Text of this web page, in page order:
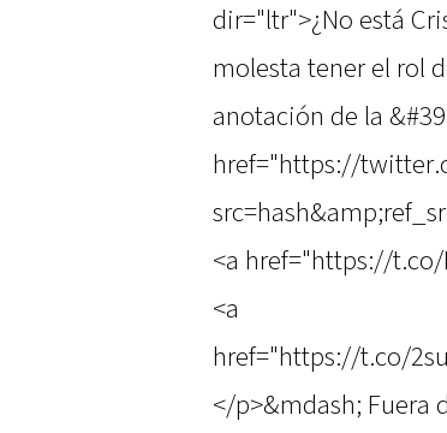
dir="ltr">¿No está
molesta tener el rol
anotación de la
href="https://
<a href="https://
<a
href="https://t.co/
</p>&mdash; Fuera